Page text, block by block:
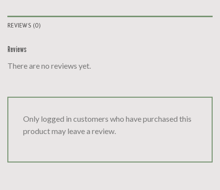
REVIEWS (0)
Reviews
There are no reviews yet.
Only logged in customers who have purchased this
product may leave a review.